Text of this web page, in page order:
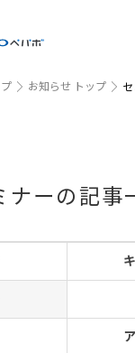
お知らせ トップ
ナーの記事